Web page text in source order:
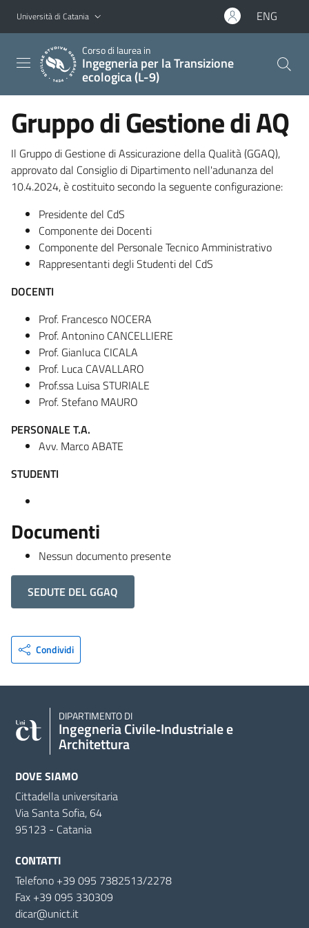
Vai al contenuto principale
Vai al menu di navigazione
Università di Catania ENG
Corso di laurea in
Ingegneria per la Transizione
ecologica (L-9)
Gruppo di Gestione di AQ
Il Gruppo di Gestione di Assicurazione della Qualità (GGAQ),
approvato dal Consiglio di Dipartimento nell'adunanza del
10.4.2024, è costituito secondo la seguente configurazione:
Presidente del CdS
Componente dei Docenti
Componente del Personale Tecnico Amministrativo
Rappresentanti degli Studenti del CdS
DOCENTI
Prof. Francesco NOCERA
Prof. Antonino CANCELLIERE
Prof. Gianluca CICALA
Prof. Luca CAVALLARO
Prof.ssa Luisa STURIALE
Prof. Stefano MAURO
PERSONALE T.A.
Avv. Marco ABATE
STUDENTI
Documenti
Nessun documento presente
SEDUTE DEL GGAQ
Condividi
DIPARTIMENTO DI
Ingegneria Civile‑Industriale e
Architettura
DOVE SIAMO
Cittadella universitaria
Via Santa Sofia, 64
95123 - Catania
CONTATTI
Telefono +39 095 7382513/2278
Fax +39 095 330309
dicar@unict.it